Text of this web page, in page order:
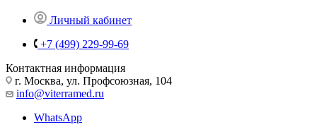
Личный кабинет
+7 (499) 229-99-69
Контактная информация
г. Москва, ул. Профсоюзная, 104
info@viterramed.ru
WhatsApp